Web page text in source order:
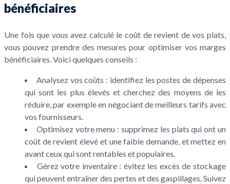
bénéficiaires
Une fois que vous avez calculé le coût de revient de vos plats,
vous pouvez prendre des mesures pour optimiser vos marges
bénéficiaires. Voici quelques conseils :
Analysez vos coûts : identifiez les postes de dépenses
qui sont les plus élevés et cherchez des moyens de les
réduire, par exemple en négociant de meilleurs tarifs avec
vos fournisseurs.
Optimisez votre menu : supprimez les plats qui ont un
coût de revient élevé et une faible demande, et mettez en
avant ceux qui sont rentables et populaires.
Gérez votre inventaire : évitez les excès de stockage
qui peuvent entraîner des pertes et des gaspillages. Suivez